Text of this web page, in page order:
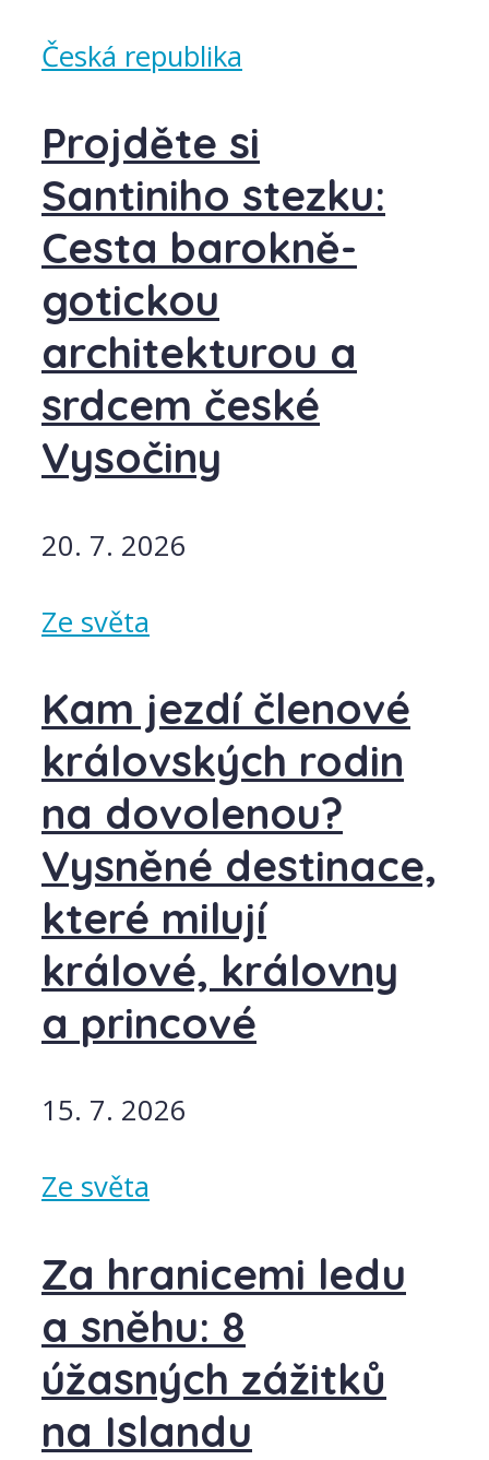
Česká republika
Projděte si
Santiniho stezku:
Cesta barokně-
gotickou
architekturou a
srdcem české
Vysočiny
20. 7. 2026
Ze světa
Kam jezdí členové
královských rodin
na dovolenou?
Vysněné destinace,
které milují
králové, královny
a princové
15. 7. 2026
Ze světa
Za hranicemi ledu
a sněhu: 8
úžasných zážitků
na Islandu